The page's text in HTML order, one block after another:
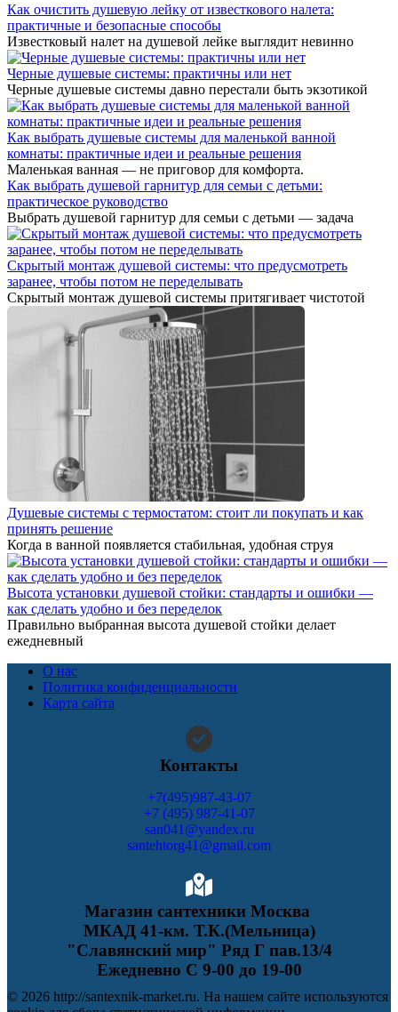
Как очистить душевую лейку от известкового налета:
практичные и безопасные способы
Известковый налет на душевой лейке выглядит невинно
Черные душевые системы: практичны или нет
Черные душевые системы давно перестали быть экзотикой
Как выбрать душевые системы для маленькой ванной
комнаты: практичные идеи и реальные решения
Маленькая ванная — не приговор для комфорта.
Как выбрать душевой гарнитур для семьи с детьми:
практическое руководство
Выбрать душевой гарнитур для семьи с детьми — задача
Скрытый монтаж душевой системы: что предусмотреть
заранее, чтобы потом не переделывать
Скрытый монтаж душевой системы притягивает чистотой
Душевые системы с термостатом: стоит ли покупать и как
принять решение
Когда в ванной появляется стабильная, удобная струя
Высота установки душевой стойки: стандарты и ошибки —
как сделать удобно и без переделок
Правильно выбранная высота душевой стойки делает
ежедневный
О нас
Политика конфиденциальности
Карта сайта
Контакты
+7(495)987-43-07
+7 (495) 987-41-07
san041@yandex.ru
santehtorg41@gmail.com
Магазин сантехники Москва
МКАД 41-км. Т.К.(Мельница)
"Славянский мир" Ряд Г пав.13/4
Ежедневно С 9-00 до 19-00
© 2026 http://santexnik-market.ru. На нашем сайте используются